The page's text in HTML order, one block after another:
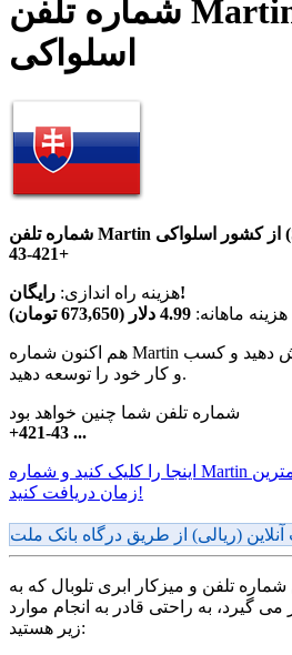
شماره تلفن Martin کشور
اسلواکی
+421-43
هزینه راه اندازی:رایگان!
هزینه ماهانه: 4.99 دلار (673,650 تومان)
هم اکنون شماره Martin از کشور اسلواکی را سفارش دهید و کسب
و کار خود را توسعه دهید.
شماره تلفن شما چنین خواهد بود
+421-43 ...
اینجا را کلیک کنید و شماره Martin کشور اسلواکی را در کمترین
زمان دریافت کنید!
(ریالی) از طریق درگاه بانک ملت
شماره تلفن و میزکار ابری تلوبال که به
می گیرد، به راحتی قادر به انجام موارد
زیر هستید: